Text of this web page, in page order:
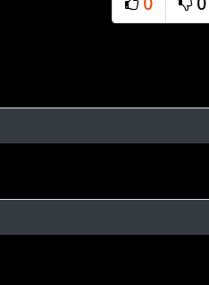
0
추천
0
비